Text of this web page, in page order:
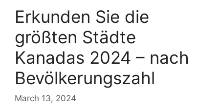
Erkunden Sie die
größten Städte
Kanadas 2024 – nach
Bevölkerungszahl
March 13, 2024